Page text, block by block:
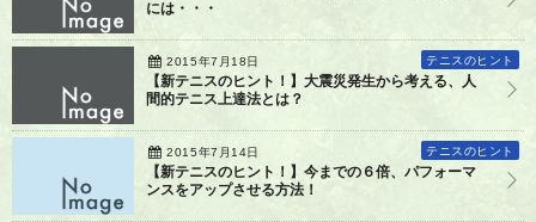
には・・・
2015年7月18日 テニスのヒント
【新テニスのヒント！】大震災発生から考える、人
間的テニス上達法とは？
2015年7月14日 テニスのヒント
【新テニスのヒント！】今までの６倍、パフォーマ
ンスをアップさせる方法！